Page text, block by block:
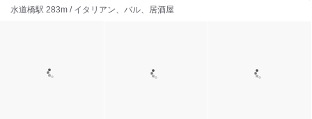
水道橋駅 283m / イタリアン、バル、居酒屋